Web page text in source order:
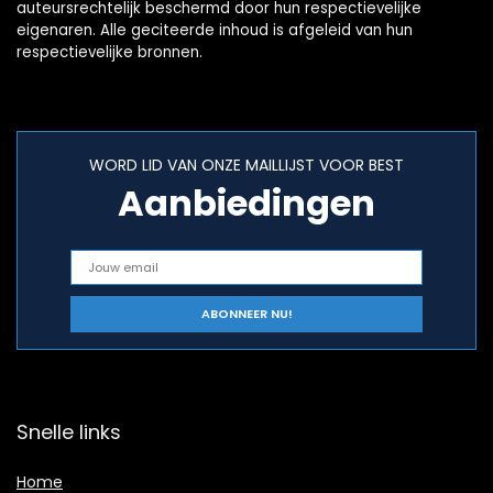
auteursrechtelijk beschermd door hun respectievelijke
eigenaren. Alle geciteerde inhoud is afgeleid van hun
respectievelijke bronnen.
WORD LID VAN ONZE MAILLIJST VOOR BEST
Aanbiedingen
Snelle links
Home